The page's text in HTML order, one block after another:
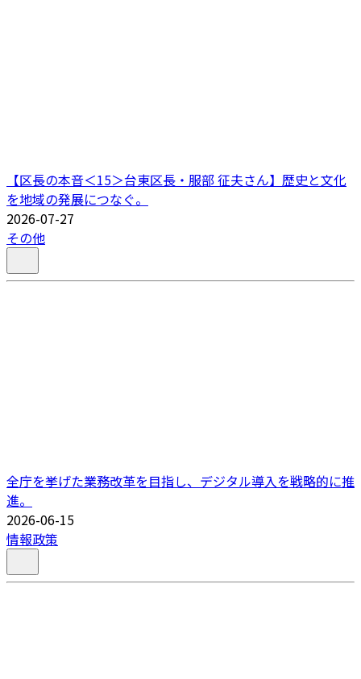
【区長の本音＜15＞台東区長・服部 征夫さん】歴史と文化
を地域の発展につなぐ。
2026-07-27
その他
全庁を挙げた業務改革を目指し、デジタル導入を戦略的に推
進。
2026-06-15
情報政策